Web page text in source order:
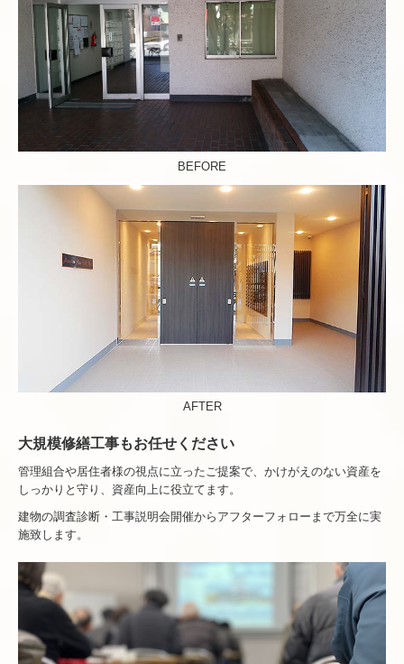
BEFORE
AFTER
大規模修繕工事もお任せください
管理組合や居住者様の視点に立ったご提案で、かけがえのない資産を
しっかりと守り、資産向上に役立てます。
建物の調査診断・工事説明会開催からアフターフォローまで万全に実
施致します。